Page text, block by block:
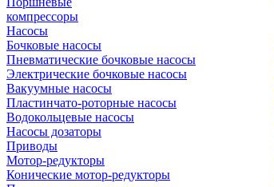
компрессоры
Насосы
Бочковые насосы
Пневматические бочковые насосы
Электрические бочковые насосы
Вакуумные насосы
Пластинчато-роторные насосы
Водокольцевые насосы
Насосы дозаторы
Приводы
Мотор-редукторы
Конические мотор-редукторы